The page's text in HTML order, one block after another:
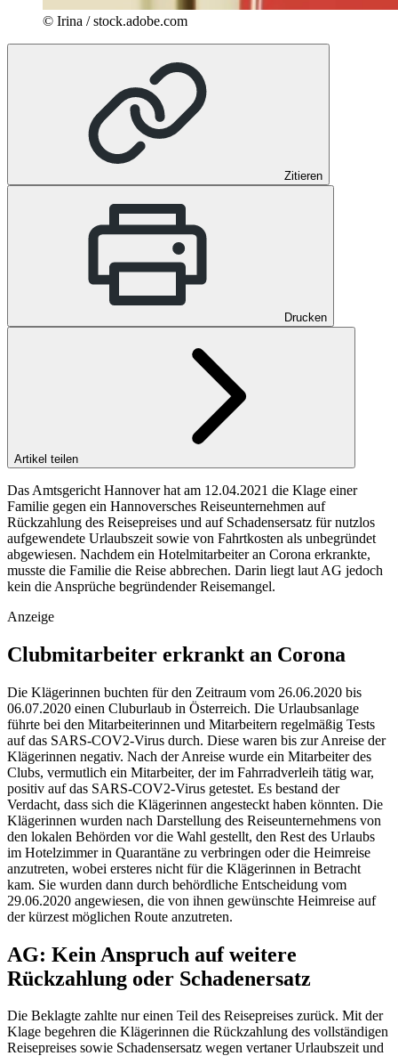
© Irina / stock.adobe.com
Zitieren
Drucken
Artikel teilen
Das Amtsgericht Hannover hat am 12.04.2021 die Klage einer
Familie gegen ein Hannoversches Reiseunternehmen auf
Rückzahlung des Reisepreises und auf Schadensersatz für nutzlos
aufgewendete Urlaubszeit sowie von Fahrtkosten als unbegründet
abgewiesen. Nachdem ein Hotelmitarbeiter an Corona erkrankte,
musste die Familie die Reise abbrechen. Darin liegt laut AG jedoch
kein die Ansprüche begründender Reisemangel.
Anzeige
Clubmitarbeiter erkrankt an Corona
Die Klägerinnen buchten für den Zeitraum vom 26.06.2020 bis
06.07.2020 einen Cluburlaub in Österreich. Die Urlaubsanlage
führte bei den Mitarbeiterinnen und Mitarbeitern regelmäßig Tests
auf das SARS-COV2-Virus durch. Diese waren bis zur Anreise der
Klägerinnen negativ. Nach der Anreise wurde ein Mitarbeiter des
Clubs, vermutlich ein Mitarbeiter, der im Fahrradverleih tätig war,
positiv auf das SARS-COV2-Virus getestet. Es bestand der
Verdacht, dass sich die Klägerinnen angesteckt haben könnten. Die
Klägerinnen wurden nach Darstellung des Reiseunternehmens von
den lokalen Behörden vor die Wahl gestellt, den Rest des Urlaubs
im Hotelzimmer in Quarantäne zu verbringen oder die Heimreise
anzutreten, wobei ersteres nicht für die Klägerinnen in Betracht
kam. Sie wurden dann durch behördliche Entscheidung vom
29.06.2020 angewiesen, die von ihnen gewünschte Heimreise auf
der kürzest möglichen Route anzutreten.
AG: Kein Anspruch auf weitere
Rückzahlung oder Schadenersatz
Die Beklagte zahlte nur einen Teil des Reisepreises zurück. Mit der
Klage begehren die Klägerinnen die Rückzahlung des vollständigen
Reisepreises sowie Schadensersatz wegen vertaner Urlaubszeit und